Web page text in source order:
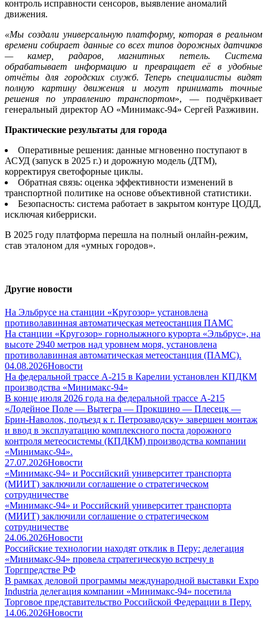
контроль исправности сенсоров, выявление аномалий
движения.
«Мы создали универсальную платформу, которая в реальном
времени собирает данные со всех типов дорожных датчиков
— камер, радаров, магнитных петель. Система
обрабатывает информацию и превращает её в удобные
отчёты для городских служб. Теперь специалисты видят
полную картину движения и могут принимать точные
решения по управлению транспортом», — подчёркивает
генеральный директор АО «Минимакс-94» Сергей Разживин.
Практические результаты для города
Оперативные решения: данные мгновенно поступают в
АСУД (запуск в 2025 г.) и дорожную модель (ДТМ),
корректируя светофорные циклы.
Обратная связь: оценка эффективности изменений в
транспортной политике на оcнове объективной статистики.
Безопасность: система работает в закрытом контуре ЦОДД,
исключая киберриски.
В 2025 году платформа перешла на полный онлайн-режим,
став эталоном для «умных городов».
Другие новости
На Эльбрусе на станции «Кругозор» установлена
противолавинная автоматическая метеостанция ПАМС
На станции «Кругозор» горнолыжного курорта «Эльбрус», на
высоте 2940 метров над уровнем моря, установлена
противолавинная автоматическая метеостанция (ПАМС).
04.08.2026Новости
На федеральной трассе А-215 в Карелии установлен КПДКМ
производства «Минимакс-94»
В конце июля 2026 года на федеральной трассе А-215
«Лодейное Поле — Вытегра — Прокшино — Плесецк —
Брин-Наволок, подъезд к г. Петрозаводску» завершен монтаж
и ввод в эксплуатацию комплексного поста дорожного
контроля метеосистемы (КПДКМ) производства компании
«Минимакс-94».
27.07.2026Новости
«Минимакс-94» и Российский университет транспорта
(МИИТ) заключили соглашение о стратегическом
сотрудничестве
«Минимакс-94» и Российский университет транспорта
(МИИТ) заключили соглашение о стратегическом
сотрудничестве
24.06.2026Новости
Российские технологии находят отклик в Перу: делегация
«Минимакс-94» провела стратегическую встречу в
Торгпредстве РФ
В рамках деловой программы международной выставки Expo
Industria делегация компании «Минимакс-94» посетила
Торговое представительство Российской Федерации в Перу.
14.06.2026Новости